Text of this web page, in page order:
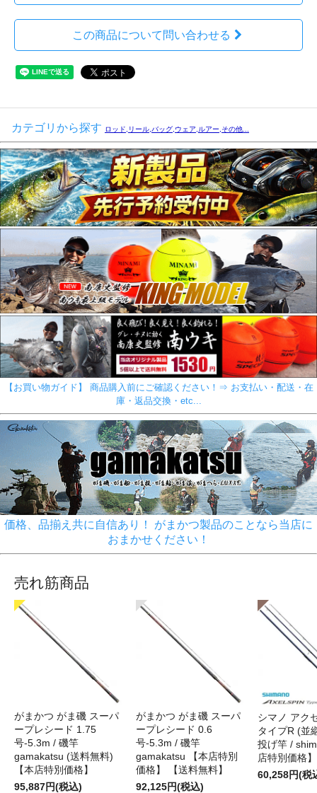
この商品について問い合わせる
カテゴリから探す ロッド,リール,バッグ,ウェア,ルアー,その他...
【お買い物ガイド】 商品購入前にご確認ください！⇒ お支払い・配送・在
庫・返品交換・etc...
価格、品揃え共に自信あり！ がまかつ製品のことなら当店に
おまかせください！
売れ筋商品
がまかつ がま磯 スーパ
ープレシード 1.75
号-5.3m / 磯竿
gamakatsu (送料無料)
【本店特別価格】
95,887円(税込)
がまかつ がま磯 スーパ
ープレシード 0.6
号-5.3m / 磯竿
gamakatsu 【本店特別
価格】 【送料無料】
92,125円(税込)
シマノ アク
タイプR (並
投げ竿 /
店特別価格】
60,258円(税